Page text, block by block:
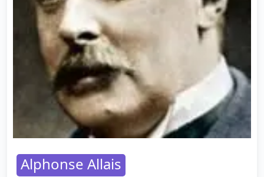
Alphonse Allais